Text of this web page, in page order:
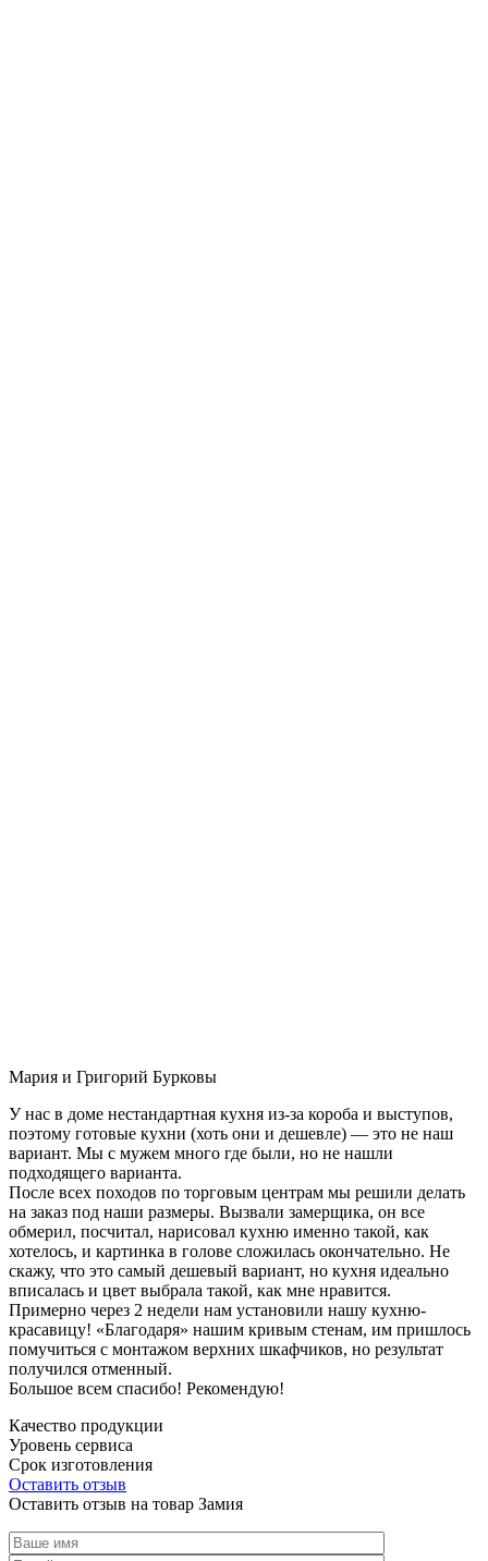
Мария и Григорий Бурковы
У нас в доме нестандартная кухня из-за короба и выступов,
поэтому готовые кухни (хоть они и дешевле) — это не наш
вариант. Мы с мужем много где были, но не нашли
подходящего варианта.
После всех походов по торговым центрам мы решили делать
на заказ под наши размеры. Вызвали замерщика, он все
обмерил, посчитал, нарисовал кухню именно такой, как
хотелось, и картинка в голове сложилась окончательно. Не
скажу, что это самый дешевый вариант, но кухня идеально
вписалась и цвет выбрала такой, как мне нравится.
Примерно через 2 недели нам установили нашу кухню-
красавицу! «Благодаря» нашим кривым стенам, им пришлось
помучиться с монтажом верхних шкафчиков, но результат
получился отменный.
Большое всем спасибо! Рекомендую!
Качество продукции
Уровень сервиса
Срок изготовления
Оставить отзыв
Оставить отзыв на товар Замия